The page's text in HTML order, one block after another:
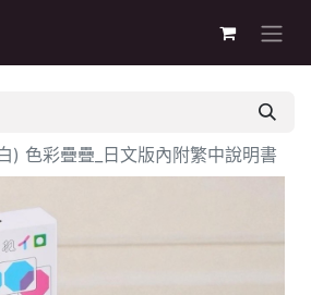
) 色彩疊疊_日文版內附繁中說明書